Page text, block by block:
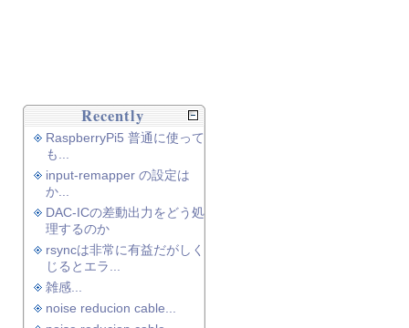
Recently
RaspberryPi5 普通に使って
も...
input-remapper の設定は
か...
DAC-ICの差動出力をどう処
理するのか
rsyncは非常に有益だがしく
じるとエラ...
雑感...
noise reducion cable...